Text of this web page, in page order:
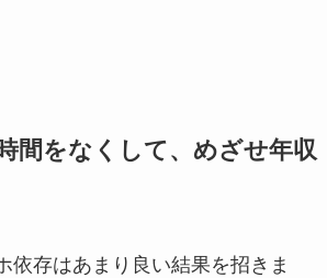
間をなくして、めざせ年収
依存はあまり良い結果を招きま